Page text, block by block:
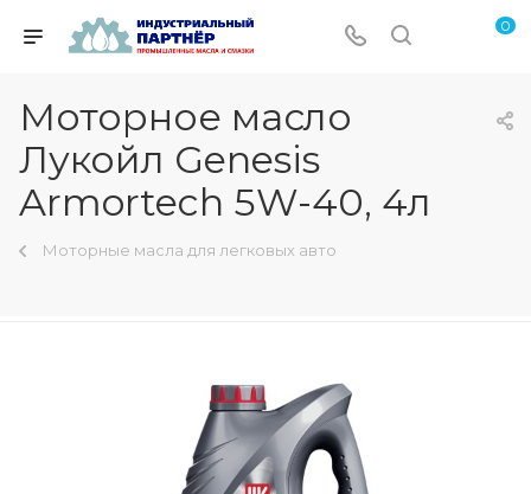
0
Моторное масло
Лукойл Genesis
Armortech 5W-40, 4л
Моторные масла для легковых авто